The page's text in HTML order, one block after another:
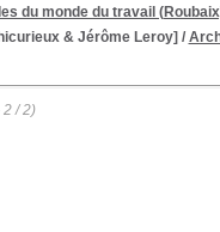
du monde du travail
& Jérôme Leroy] /
2 / 2)